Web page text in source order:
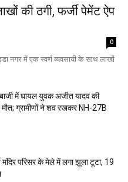
की ठगी, फर्जी पेमेंट ऐप
0
नगर में एक स्वर्ण व्यवसायी के साथ लाखों
में घायल युवक अजीत यादव की
मौत; ग्रामीणों ने शव रखकर NH-27B
मंदिर परिसर के मेले में लगा झूला टूटा, 19